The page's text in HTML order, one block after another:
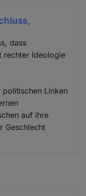
dass
rechter Ideologie
Linken
auf ihre
Geschlecht